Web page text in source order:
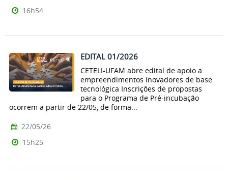
16h54
EDITAL 01/2026
CETELI-UFAM abre edital de apoio a
empreendimentos inovadores de base
tecnológica Inscrições de propostas
para o Programa de Pré-incubação
ocorrem a partir de 22/05, de forma...
22/05/26
15h25